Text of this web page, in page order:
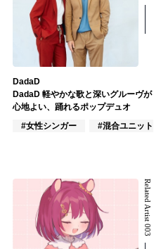
DadaD
DadaD 軽やかな歌と深いグルーヴが
心地よい、踊れるポップデュオ
#女性シンガー
#混合ユニット
Related Artist 003